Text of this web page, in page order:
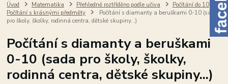
Úvod Matematika Přehledně roztříděno podle učiva
Počítání do 10
Počítání s krásnými předměty
Počítání s diamanty a beruškami 0-10 (sada
pro školy, školky, rodinná centra, dětské skupiny...)
Počítání s diamanty a beruškami
0-10 (sada pro školy, školky,
rodinná centra, dětské skupiny...)